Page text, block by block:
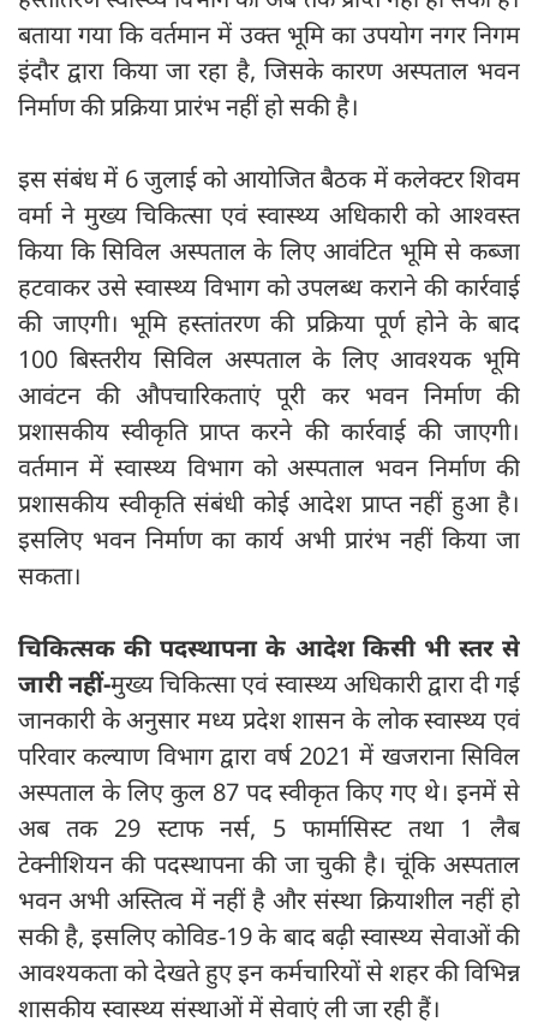
बताया गया कि वर्तमान में उक्त भूमि का उपयोग नगर निगम
इंदौर द्वारा किया जा रहा है, जिसके कारण अस्पताल भवन
निर्माण की प्रक्रिया प्रारंभ नहीं हो सकी है।
इस संबंध में 6 जुलाई को आयोजित बैठक में कलेक्टर शिवम
वर्मा ने मुख्य चिकित्सा एवं स्वास्थ्य अधिकारी को आश्वस्त
किया कि सिविल अस्पताल के लिए आवंटित भूमि से कब्जा
हटवाकर उसे स्वास्थ्य विभाग को उपलब्ध कराने की कार्रवाई
की जाएगी। भूमि हस्तांतरण की प्रक्रिया पूर्ण होने के बाद
100 बिस्तरीय सिविल अस्पताल के लिए आवश्यक भूमि
आवंटन की औपचारिकताएं पूरी कर भवन निर्माण की
प्रशासकीय स्वीकृति प्राप्त करने की कार्रवाई की जाएगी।
वर्तमान में स्वास्थ्य विभाग को अस्पताल भवन निर्माण की
प्रशासकीय स्वीकृति संबंधी कोई आदेश प्राप्त नहीं हुआ है।
इसलिए भवन निर्माण का कार्य अभी प्रारंभ नहीं किया जा
सकता।
चिकित्सक की पदस्थापना के आदेश किसी भी स्तर से
जारी नहीं-मुख्य चिकित्सा एवं स्वास्थ्य अधिकारी द्वारा दी गई
जानकारी के अनुसार मध्य प्रदेश शासन के लोक स्वास्थ्य एवं
परिवार कल्याण विभाग द्वारा वर्ष 2021 में खजराना सिविल
अस्पताल के लिए कुल 87 पद स्वीकृत किए गए थे। इनमें से
अब तक 29 स्टाफ नर्स, 5 फार्मासिस्ट तथा 1 लैब
टेक्नीशियन की पदस्थापना की जा चुकी है। चूंकि अस्पताल
भवन अभी अस्तित्व में नहीं है और संस्था क्रियाशील नहीं हो
सकी है, इसलिए कोविड-19 के बाद बढ़ी स्वास्थ्य सेवाओं की
आवश्यकता को देखते हुए इन कर्मचारियों से शहर की विभिन्न
शासकीय स्वास्थ्य संस्थाओं में सेवाएं ली जा रही हैं।